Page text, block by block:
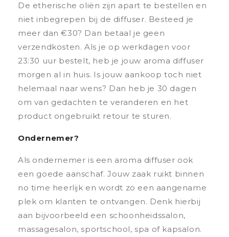
De etherische oliën zijn apart te bestellen en
niet inbegrepen bij de diffuser. Besteed je
meer dan €30? Dan betaal je geen
verzendkosten. Als je op werkdagen voor
23:30 uur bestelt, heb je jouw aroma diffuser
morgen al in huis. Is jouw aankoop toch niet
helemaal naar wens? Dan heb je 30 dagen
om van gedachten te veranderen en het
product ongebruikt retour te sturen.
Ondernemer?
Als ondernemer is een aroma diffuser ook
een goede aanschaf. Jouw zaak ruikt binnen
no time heerlijk en wordt zo een aangename
plek om klanten te ontvangen. Denk hierbij
aan bijvoorbeeld een schoonheidssalon,
massagesalon, sportschool, spa of kapsalon.